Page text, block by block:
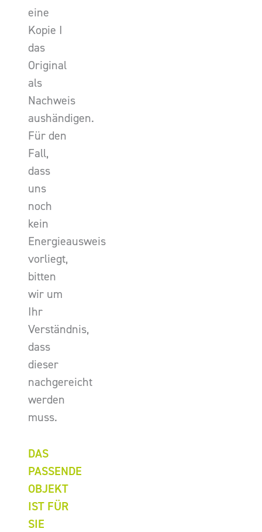
eine
Kopie I
das
Original
als
Nachweis
aushändigen.
Für den
Fall,
dass
uns
noch
kein
Energieausweis
vorliegt,
bitten
wir um
Ihr
Verständnis,
dass
dieser
nachgereicht
werden
muss.
DAS
PASSENDE
OBJEKT
IST FÜR
SIE